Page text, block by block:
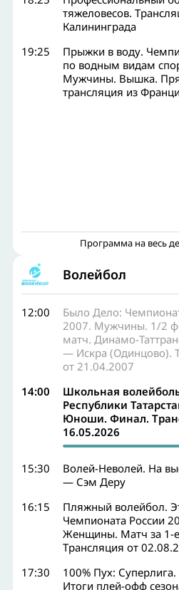
тяжеловесов.
Калининграда
19:25
Прыжки в воду.
по водным видам
Мужчины. Вышка.
трансляция из
Программа на весь
Волейбол
12:00
Было Дело:
2007. Мужчины. 1/2
матч. Динамо-
— Искра (Одинцово).
от 21.04.2007
14:00
Школьная
Республики
Юноши. Финал.
16.05.2026
15:30
Волей-Неволей. На
— Сэм Деру
16:15
Пляжный волейбол.
Чемпионата России
Женщины. Матч за 1-
Трансляция от
17:30
100% Пух:
Итоги плей-офф